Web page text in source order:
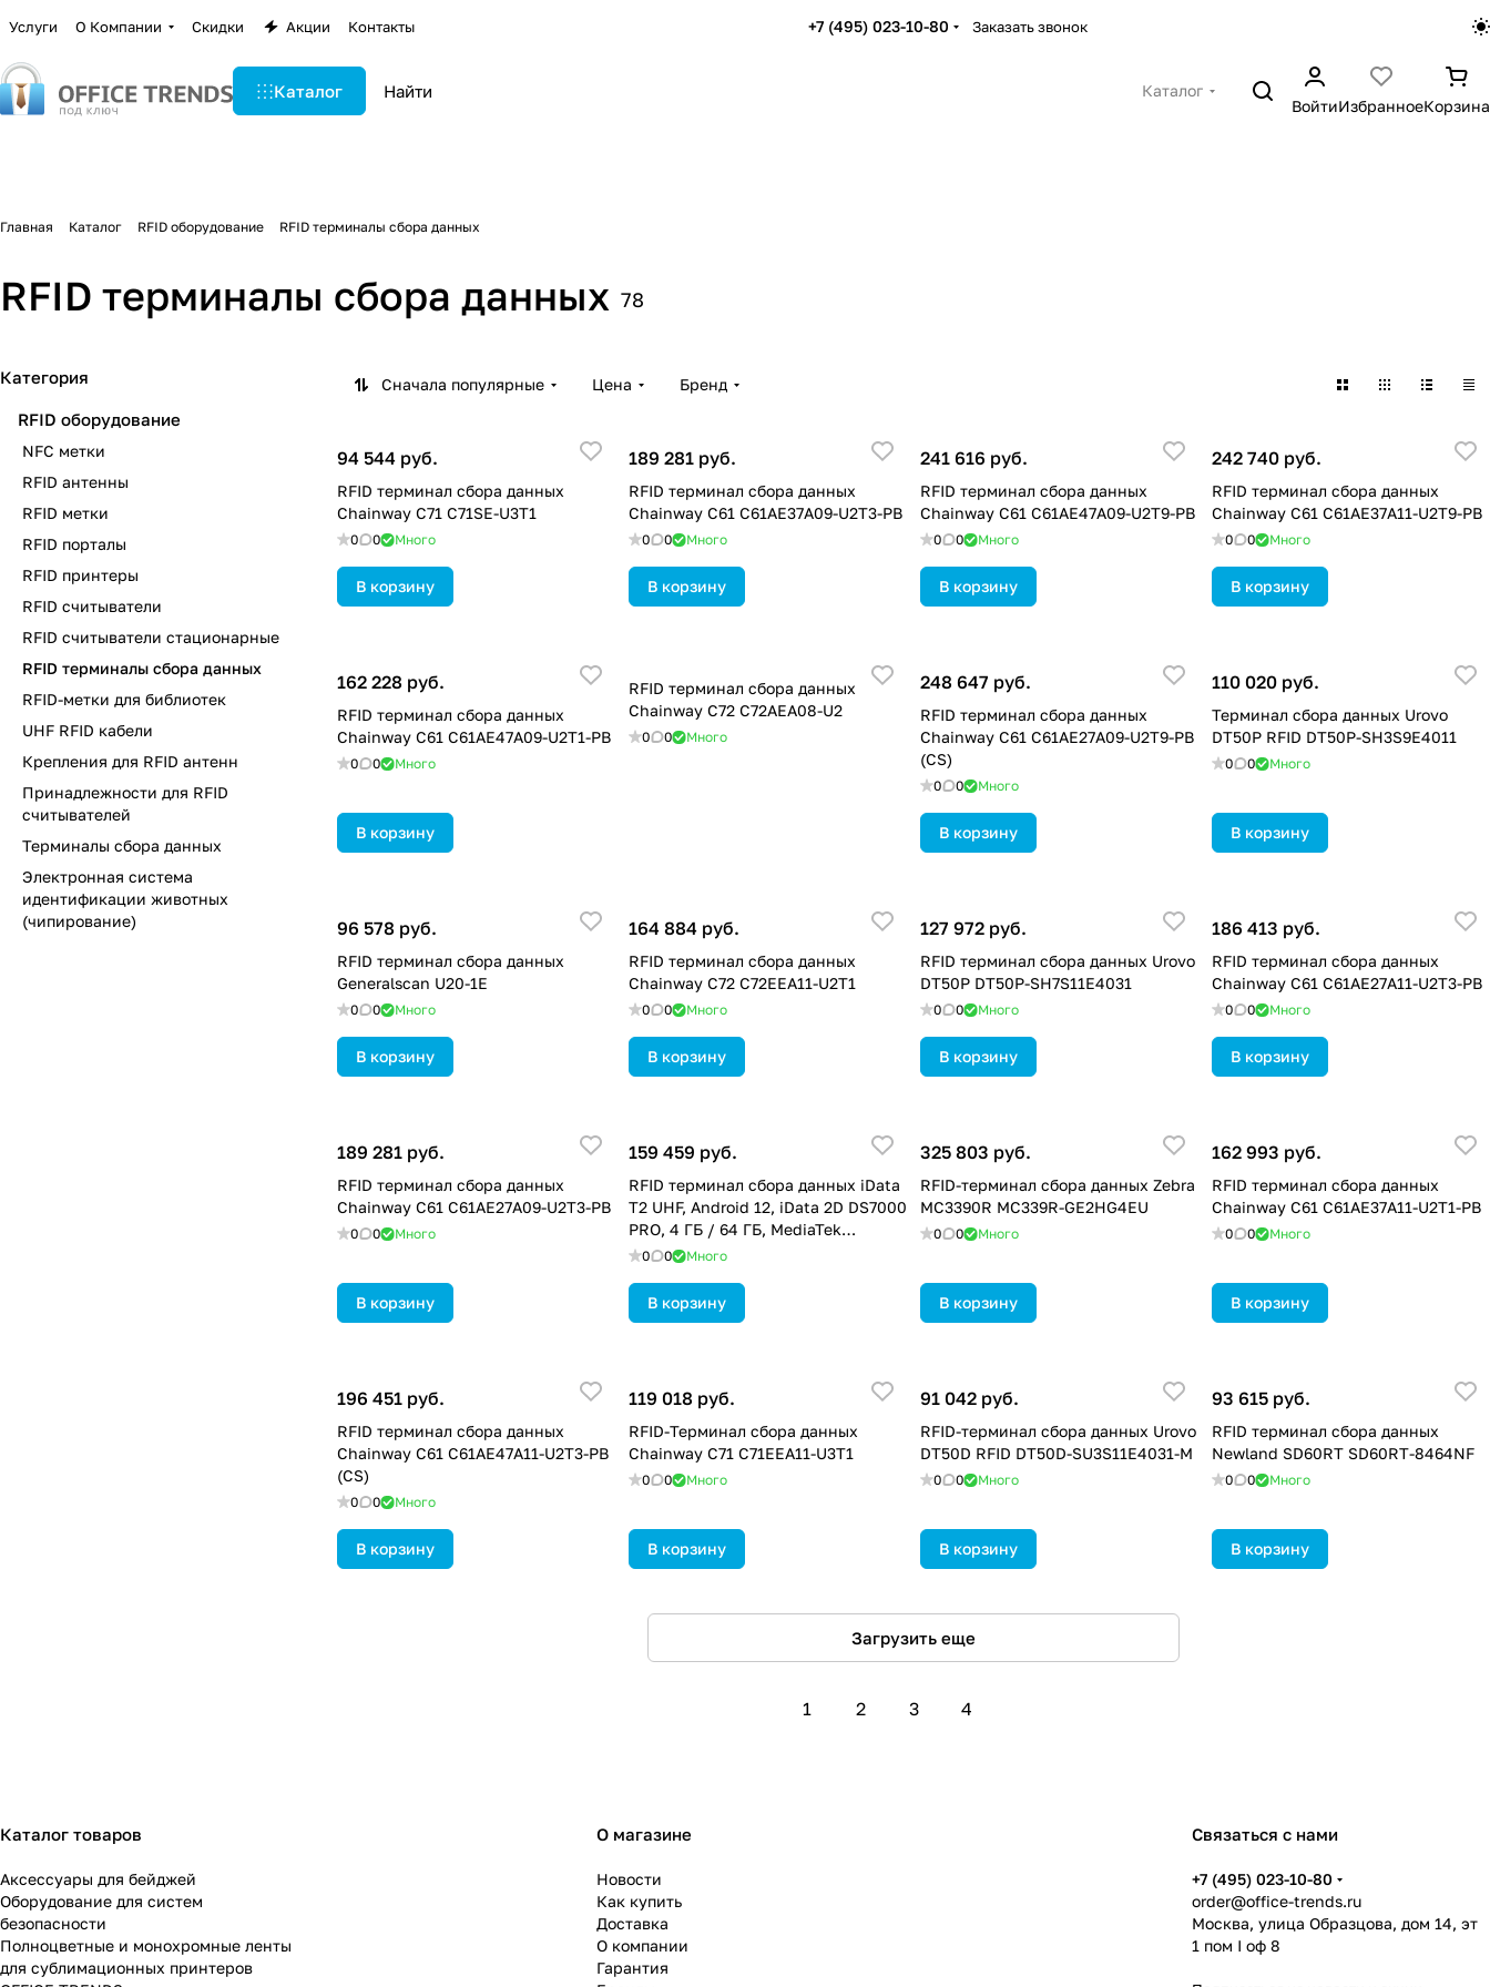
Услуги О Компании Скидки Акции Контакты +7 (495) 023-10-80 Заказать звонок
Каталог
Каталог
ВойтиИзбранноеКорзина
Главная Каталог RFID оборудование RFID терминалы сбора данных
RFID терминалы сбора данных 78
Сначала популярные Цена Бренд
94 544 руб.
RFID терминал сбора данных
Chainway C71 C71SE-U3T1
0 0 Много
В корзину
189 281 руб.
RFID терминал сбора данных
Chainway C61 C61AE37A09-U2T3-PB
0 0 Много
В корзину
241 616 руб.
RFID терминал сбора данных
Chainway C61 C61AE47A09-U2T9-PB
0 0 Много
В корзину
242 740 руб.
RFID терминал сбора данных
Chainway C61 C61AE37A11-U2T9-PB
0 0 Много
В корзину
162 228 руб.
RFID терминал сбора данных
Chainway C61 C61AE47A09-U2T1-PB
0 0 Много
В корзину
RFID терминал сбора данных
Chainway C72 C72AEA08-U2
0 0 Много
248 647 руб.
RFID терминал сбора данных
Chainway C61 C61AE27A09-U2T9-PB
(CS)
0 0 Много
В корзину
110 020 руб.
Терминал сбора данных Urovo
DT50P RFID DT50P-SH3S9E4011
0 0 Много
В корзину
96 578 руб.
RFID терминал сбора данных
Generalscan U20-1E
0 0 Много
В корзину
164 884 руб.
RFID терминал сбора данных
Chainway C72 C72EEA11-U2T1
0 0 Много
В корзину
127 972 руб.
RFID терминал сбора данных Urovo
DT50P DT50P-SH7S11E4031
0 0 Много
В корзину
186 413 руб.
RFID терминал сбора данных
Chainway C61 C61AE27A11-U2T3-PB
0 0 Много
В корзину
189 281 руб.
RFID терминал сбора данных
Chainway C61 C61AE27A09-U2T3-PB
0 0 Много
В корзину
159 459 руб.
RFID терминал сбора данных iData
T2 UHF, Android 12, iData 2D DS7000
PRO, 4 ГБ / 64 ГБ, MediaTek
MT6762, 2 ГГц, восемь ядер, 6700
0 0 Много
В корзину
325 803 руб.
RFID-терминал сбора данных Zebra
MC3390R MC339R-GE2HG4EU
0 0 Много
В корзину
162 993 руб.
RFID терминал сбора данных
Chainway C61 C61AE37A11-U2T1-PB
0 0 Много
В корзину
196 451 руб.
RFID терминал сбора данных
Chainway C61 C61AE47A11-U2T3-PB
(CS)
0 0 Много
В корзину
119 018 руб.
RFID-Терминал сбора данных
Chainway C71 C71EEA11-U3T1
0 0 Много
В корзину
91 042 руб.
RFID-терминал сбора данных Urovo
DT50D RFID DT50D-SU3S11E4031-M
0 0 Много
В корзину
93 615 руб.
RFID терминал сбора данных
Newland SD60RT SD60RT-8464NF
0 0 Много
В корзину
Загрузить еще
1 2 3 4
Категория
RFID оборудование
NFC метки
RFID антенны
RFID метки
RFID порталы
RFID принтеры
RFID считыватели
RFID считыватели стационарные
RFID терминалы сбора данных
RFID-метки для библиотек
UHF RFID кабели
Крепления для RFID антенн
Принадлежности для RFID
считывателей
Терминалы сбора данных
Электронная система
идентификации животных
(чипирование)
Каталог товаров
Аксессуары для бейджей
Оборудование для систем
безопасности
Полноцветные и монохромные ленты
для сублимационных принтеров
О магазине
Новости
Как купить
Доставка
О компании
Гарантия
Связаться с нами
+7 (495) 023-10-80
order@office-trends.ru
Москва, улица Образцова, дом 14, эт
1 пом I оф 8